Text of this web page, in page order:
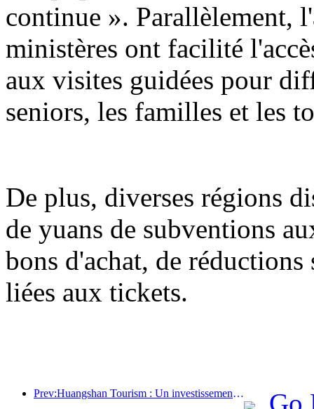
continue ». Parallèlement,
ministères ont facilité
aux visites guidées pour
seniors, les familles et les
De plus, diverses régions
de yuans de subventions
bons d'achat, de
liées aux tickets.
Prev:Huangshan Tourism : Un investissement de 530 millions de yuans est prévu pour la rénovation des hôtels.
Go